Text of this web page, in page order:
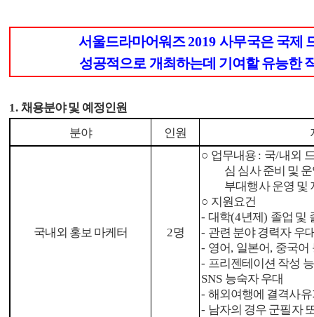
서울드라마어워즈2019사무국은 국제
성공적으로 개최하는데 기여할 유능한
1.채용분야 및 예정인원
분야
인원
국내외 홍보 마케터 2명
○ 업무내용 : 국/내외
심 심사 준비 및
부대행사 운영 및
○ 지원요건
- 대학(4년제) 졸업 및
- 관련 분야 경력자 우
- 영어, 일본어, 중국어
- 프리젠테이션 작성
SNS 능숙자 우대
- 해외여행에 결격사유
- 남자의 경우 군필자